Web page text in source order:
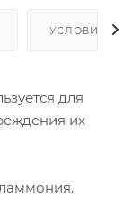
УСЛОВИЯ
для
их